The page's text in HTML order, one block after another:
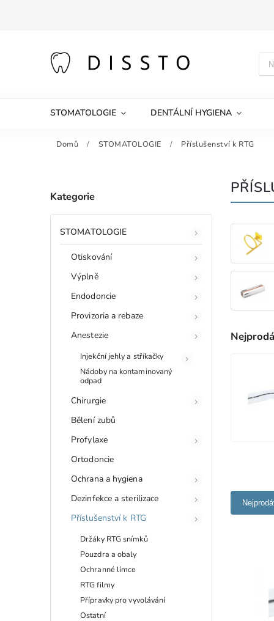
STOMATOLOGIE DENTÁLNÍ HYGIENA
Domů / STOMATOLOGIE / Příslušenství k RTG
Kategorie
STOMATOLOGIE
Otiskování
Výplně
Endodoncie
Provizoria a rebaze
Anestezie
Injekční jehly a stříkačky
Nádoby na kontaminovaný
odpad
Chirurgie
Bělení zubů
Profylaxe
Ortodoncie
Ochrana a hygiena
Dezinfekce a sterilizace
Příslušenství k RTG
Držáky RTG snímků
Pouzdra a obaly
Ochranné límce
RTG filmy
Přípravky pro vyvolávání
Ostatní